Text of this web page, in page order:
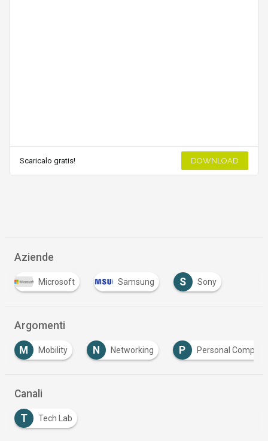
Scaricalo gratis! DOWNLOAD
Aziende
Microsoft Samsung S Sony
Argomenti
M Mobility N Networking P Personal
Canali
T Tech Lab